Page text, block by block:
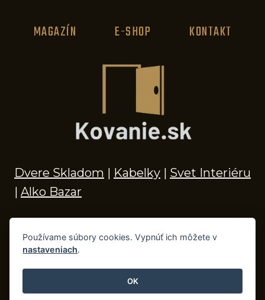
MAGAZÍN E-SHOP KONTAKT
Dvere Skladom | Kabelky | Svet Interiéru
| Alko Bazar
© 2026 Kľučky na dvere, madlá, kovania,
doplnky do kúpeľne a príslušenstvo
Používame súbory cookies. Vypnúť ich môžete v
nastaveniach.
OK